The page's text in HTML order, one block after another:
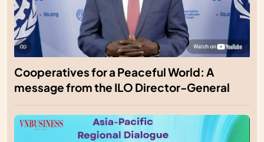
Cooperatives for a Peaceful World: A
message from the ILO Director-General